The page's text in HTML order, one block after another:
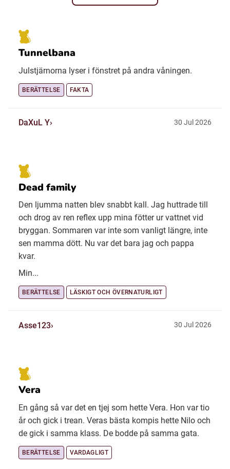
Tunnelbana
Julstjärnorna lyser i fönstret på andra våningen.
BERÄTTELSE FAKTA
DaXuL Y 30 Jul 2026
Dead family
Den ljumma natten blev snabbt kall. Jag huttrade till
och drog av ren reflex upp mina fötter ur vattnet vid
bryggan. Sommaren var inte som vanligt längre, inte
sen mamma dött. Nu var det bara jag och pappa
kvar.
Min...
BERÄTTELSE LÄSKIGT OCH ÖVERNATURLIGT
Asse123 30 Jul 2026
Vera
En gång så var det en tjej som hette Vera. Hon var tio
år och gick i trean. Veras bästa kompis hette Nilo och
de gick i samma klass. De bodde på samma gata.
BERÄTTELSE VARDAGLIGT